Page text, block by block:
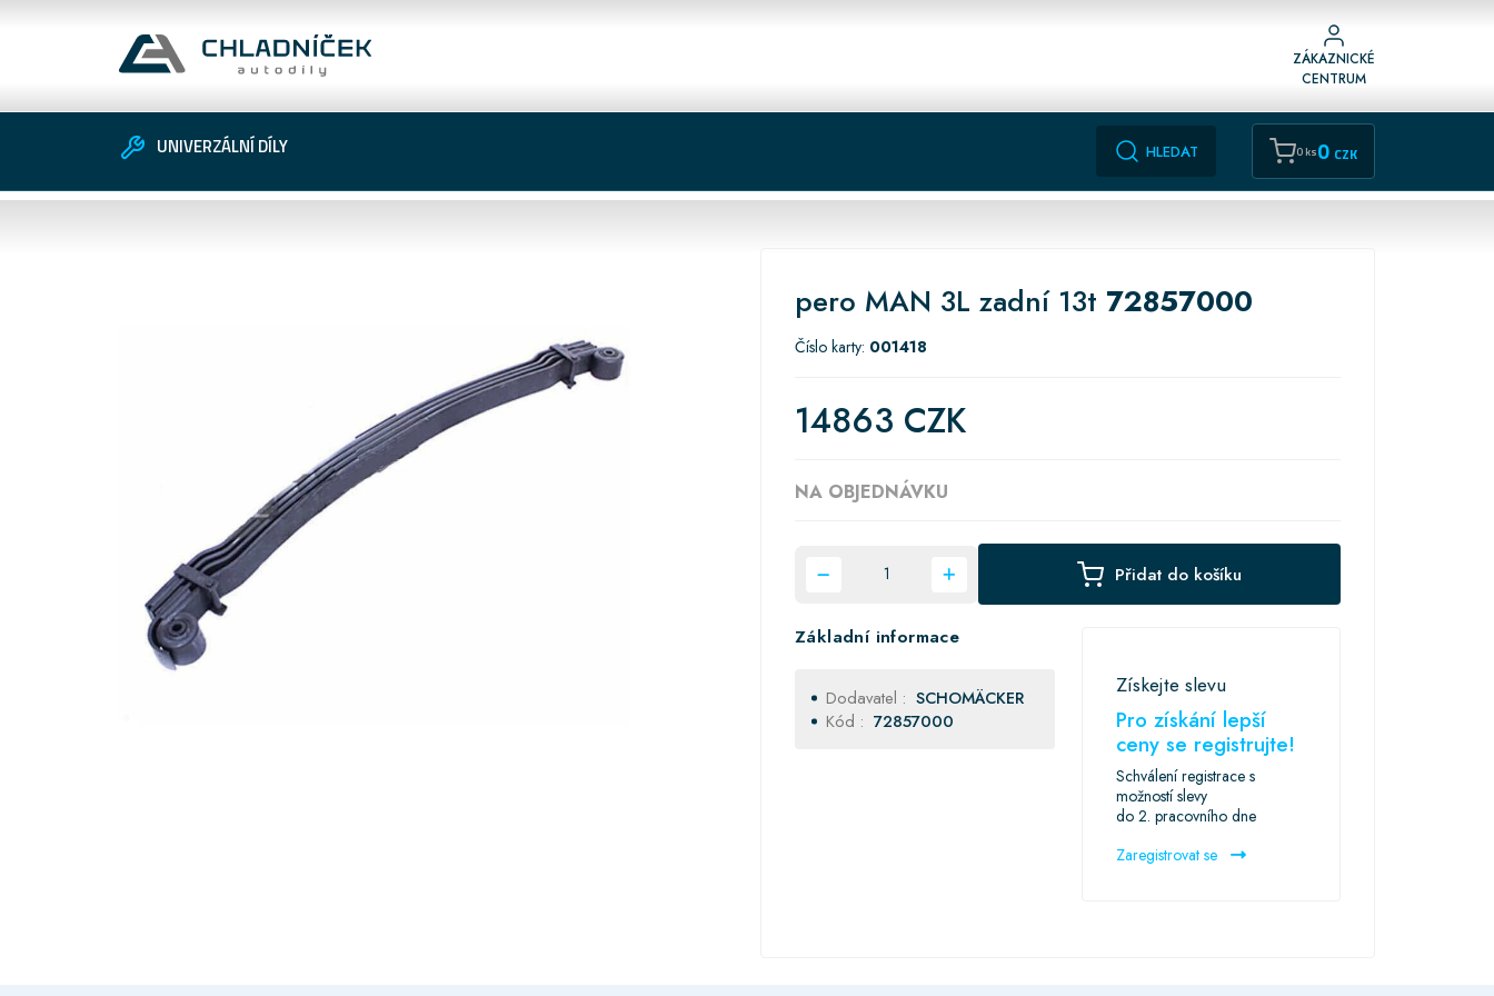
ZÁKAZNICKÉ
CENTRUM
UNIVERZÁLNÍ DÍLY HLEDAT 0 ks0 CZK
pero MAN 3L zadní 13t 72857000
Číslo karty: 001418
14863 CZK
NA OBJEDNÁVKU
Přidat do košíku
Základní informace
Dodavatel : SCHOMÄCKER
Kód : 72857000
Získejte slevu
Pro získání lepší
ceny se registrujte!
Schválení registrace s
možností slevy
do 2. pracovního dne
Zaregistrovat se